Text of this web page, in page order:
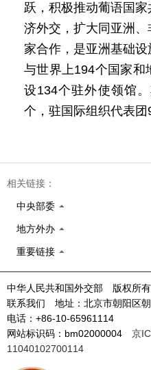
跃，积极推动葡语国
济外交，扩大同亚洲
家合作，是亚洲基础设
与世界上194个国家和
设134个驻外使领馆
个，驻国际组织代表团
相关链接：
中央部委
地方外办
重要链接
中华人民共和国外交部 版权所有
联系我们 地址：北京市朝阳区
电话：+86-10-65961114
网站标识码：bm02000004 京
11040102700114